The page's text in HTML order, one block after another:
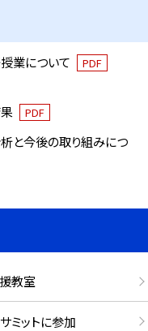
業について PDF
PDF
と今後の取り組みにつ
教室
ミットに参加